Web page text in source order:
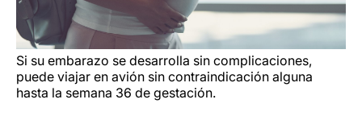
Si su embarazo se desarrolla sin complicaciones,
puede viajar en avión sin contraindicación alguna
hasta la semana 36 de gestación.